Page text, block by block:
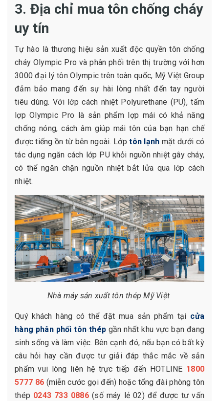
3. Địa chỉ mua tôn chống cháy
uy tín
Tự hào là thương hiệu sản xuất độc quyền tôn chống
cháy Olympic Pro và phân phối trên thị trường với hơn
3000 đại lý tôn Olympic trên toàn quốc, Mỹ Việt Group
đảm bảo mang đến sự hài lòng nhất đến tay người
tiêu dùng. Với lớp cách nhiệt Polyurethane (PU), tấm
lợp Olympic Pro là sản phẩm lợp mái có khả năng
chống nóng, cách âm giúp mái tôn của bạn hạn chế
được tiếng ồn từ bên ngoài. Lớptôn lạnh mặt dưới có
tác dụng ngăn cách lớp PU khỏi nguồn nhiệt gây cháy,
có thể ngăn chặn nguồn nhiệt bắt lửa qua lớp cách
nhiệt.
Nhà máy sản xuất tôn thép Mỹ Việt
Quý khách hàng có thể đặt mua sản phẩm tại cửa
hàng phân phối tôn thép gần nhất khu vực bạn đang
sinh sống và làm việc. Bên cạnh đó, nếu bạn có bất kỳ
câu hỏi hay cần được tư giải đáp thắc mắc về sản
phẩm vui lòng liên hệ trực tiếp đến HOTLINE 1800
5777 86 (miễn cước gọi đến) hoặc tổng đài phòng tôn
thép 0243 733 0886(số máy lẻ 02) để được tư vấn